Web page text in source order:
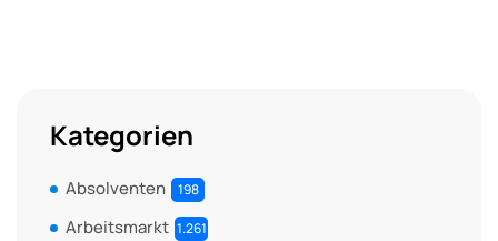
Kategorien
Absolventen 198
Arbeitsmarkt 1.261